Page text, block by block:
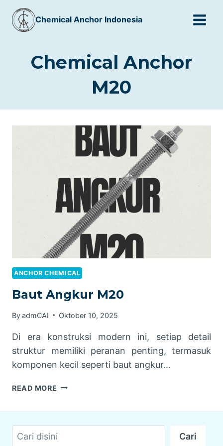
content
Chemical Anchor Indonesia
Chemical Anchor
M20
ANCHOR CHEMICAL
Baut Angkur M20
ByadmCAI Oktober 10, 2025
Di era konstruksi modern ini, setiap detail
struktur memiliki peranan penting, termasuk
komponen kecil seperti baut angkur…
READ MORE BAUT
Cari